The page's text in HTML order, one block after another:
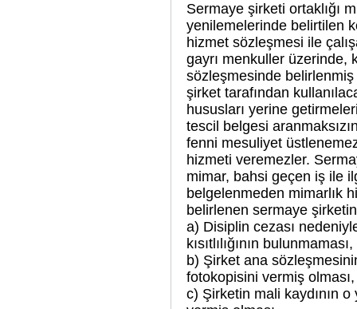
Sermaye şirketi ortaklığı
yenilemelerinde belirtilen
hizmet sözleşmesi ile
gayrı menkuller üzerinde,
sözleşmesinde belirlenmiş
şirket tarafından
hususları yerine
tescil belgesi
fenni mesuliyet
hizmeti veremezler.
mimar, bahsi geçen iş ile
belgelenmeden mimarlık
belirlenen sermaye
a) Disiplin cezası
kısıtlılığının bulunmaması,
b) Şirket ana
fotokopisini vermiş olması,
c) Şirketin mali kaydının o